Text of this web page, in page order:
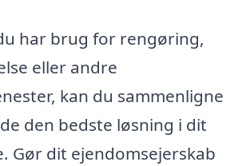
har brug for rengøring,
eller andre
kan du sammenligne
den bedste løsning i dit
Gør dit ejendomsejerskab